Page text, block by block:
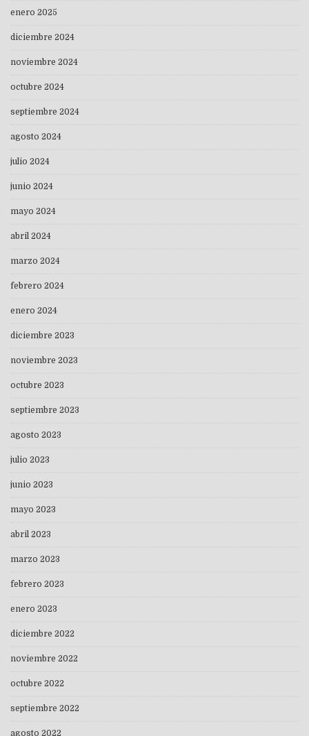
enero 2025
diciembre 2024
noviembre 2024
octubre 2024
septiembre 2024
agosto 2024
julio 2024
junio 2024
mayo 2024
abril 2024
marzo 2024
febrero 2024
enero 2024
diciembre 2023
noviembre 2023
octubre 2023
septiembre 2023
agosto 2023
julio 2023
junio 2023
mayo 2023
abril 2023
marzo 2023
febrero 2023
enero 2023
diciembre 2022
noviembre 2022
octubre 2022
septiembre 2022
agosto 2022